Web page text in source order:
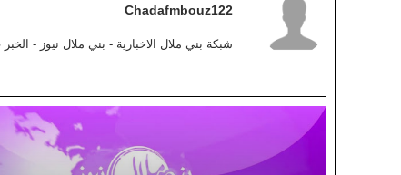
Chadafmbouz122
شبكة بني ملال الاخبارية - بني ملال نيوز -